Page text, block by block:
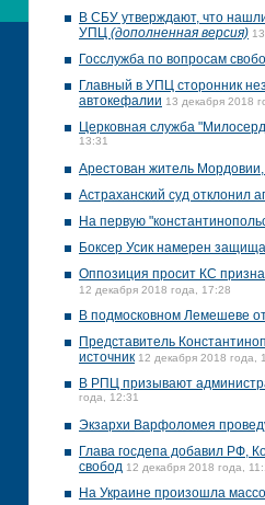
В СБУ утверждают, что
УПЦ (дополненная версия)
Госслужба по вопросам
Главный в УПЦ сторонник
автокефалии 13 декабря 2018
Церковная служба
13:31
Арестован житель
Астраханский суд отклонил
На первую
Боксер Усик намерен
Оппозиция просит КС
12 декабря 2018 года, 17:28
В подмосковном Лемешеве
Представитель
источник 12 декабря 2018 года,
В РПЦ призывают
года, 12:31
Экзархи Варфоломея
Глава госдепа добавил РФ,
свобод 12 декабря 2018 года,
На Украине произошла